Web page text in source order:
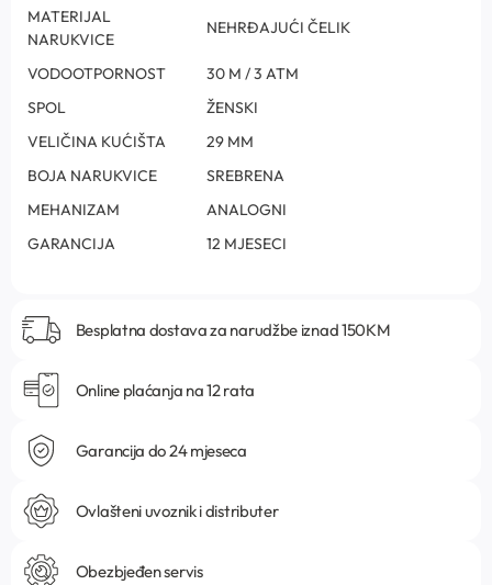
MATERIJAL
NARUKVICE
NEHRĐAJUĆI ČELIK
VODOOTPORNOST
30 M / 3 ATM
SPOL
ŽENSKI
VELIČINA KUĆIŠTA
29 MM
BOJA NARUKVICE
SREBRENA
MEHANIZAM
ANALOGNI
GARANCIJA
12 MJESECI
Besplatna dostava za narudžbe iznad 150KM
Online plaćanja na 12 rata
Garancija do 24 mjeseca
Ovlašteni uvoznik i distributer
Obezbjeđen servis